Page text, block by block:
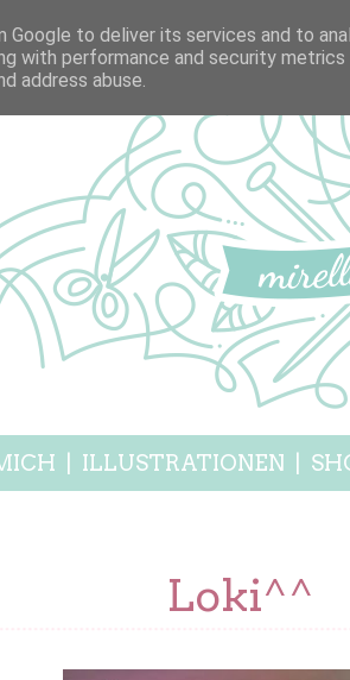
ILLUSTRATIONEN
Loki^^
Google to deliver its services and to
with performance and security
address abuse.